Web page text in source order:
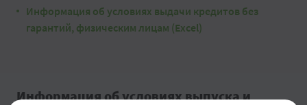
Информация об условиях выдачи кредитов без
гарантий, физическим лицам (Excel)
Информация об условиях выпуска и